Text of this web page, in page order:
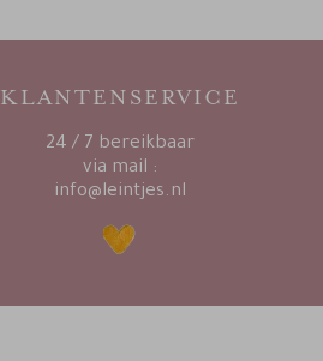
KLANTENSERVICE
24 / 7 bereikbaar
via mail :
info@leintjes.nl